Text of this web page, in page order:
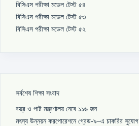
বিসিএস পরীক্ষা মডেল টেস্ট ৫৪
বিসিএস পরীক্ষা মডেল টেস্ট ৫৩
বিসিএস পরীক্ষা মডেল টেস্ট ৫২
সর্বশেষ শিক্ষা সংবাদ
বস্ত্র ও পাট মন্ত্রণালয় নেবে ১১৬ জন
মৎস্য উন্নয়ন করপোরেশনে গ্রেড-৯–এ চাকরির সুযোগ